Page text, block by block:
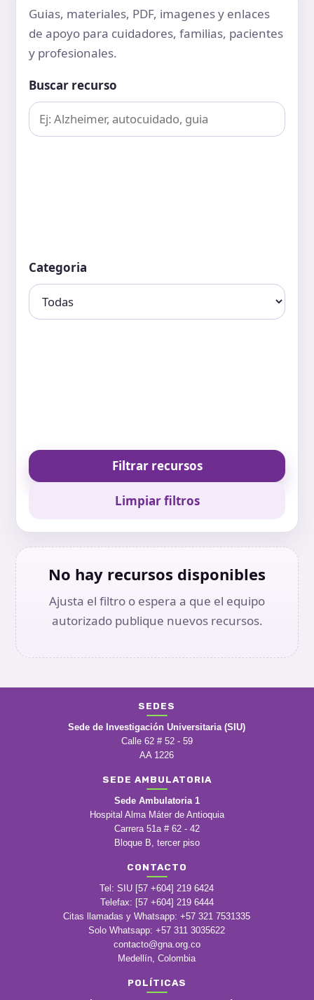
Guias, materiales, PDF, imagenes y enlaces
de apoyo para cuidadores, familias, pacientes
y profesionales.
Buscar recurso
Categoria
Filtrar recursos
Limpiar filtros
No hay recursos disponibles
Ajusta el filtro o espera a que el equipo
autorizado publique nuevos recursos.
SEDES
Sede de Investigación Universitaria (SIU)
Calle 62 # 52 - 59
AA 1226
SEDE AMBULATORIA
Sede Ambulatoria 1
Hospital Alma Máter de Antioquia
Carrera 51a # 62 - 42
Bloque B, tercer piso
CONTACTO
Tel: SIU [57 +604] 219 6424
Telefax: [57 +604] 219 6444
Citas llamadas y Whatsapp: +57 321 7531335
Solo Whatsapp: +57 311 3035622
contacto@gna.org.co
Medellín, Colombia
POLÍTICAS